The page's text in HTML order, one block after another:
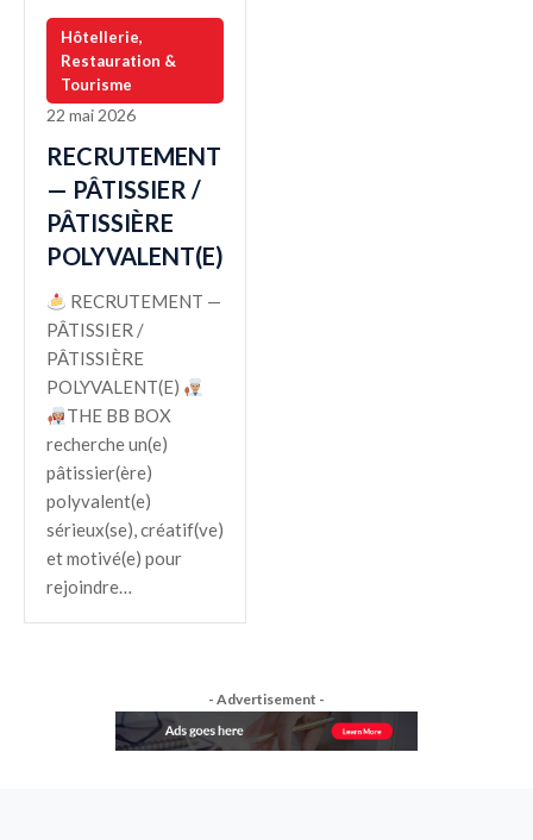
Hôtellerie,
Restauration &
Tourisme
22 mai 2026
RECRUTEMENT
— PÂTISSIER /
PÂTISSIÈRE
POLYVALENT(E)
RECRUTEMENT —
PÂTISSIER /
PÂTISSIÈRE
POLYVALENT(E)
THE BB BOX
recherche un(e)
pâtissier(ère)
polyvalent(e)
sérieux(se), créatif(ve)
et motivé(e) pour
rejoindre…
- Advertisement -